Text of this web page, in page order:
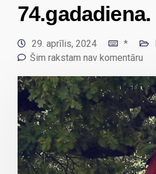
74.gadadiena.
29. aprīlis, 2024 *
Šim rakstam nav komentāru